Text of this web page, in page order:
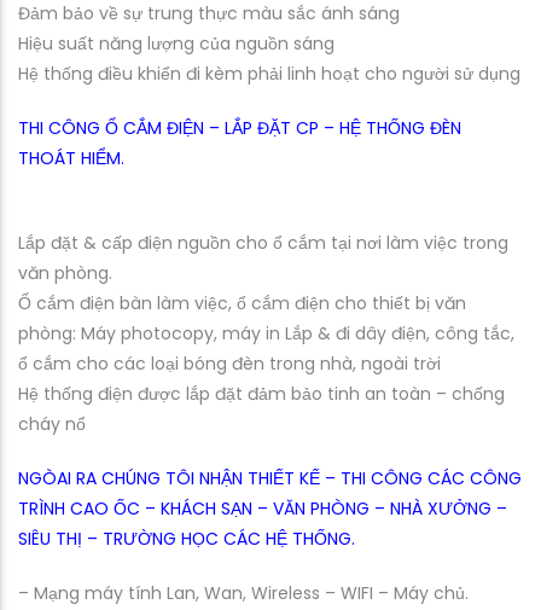
Đảm bảo về sự trung thực màu sắc ánh sáng
Hiệu suất năng lượng của nguồn sáng
Hệ thống điều khiển đi kèm phải linh hoạt cho người sử dụng
THI CÔNG Ổ CẮM ĐIỆN – LẮP ĐẶT CP – HỆ THỐNG ĐÈN
THOÁT HIỂM.
Lắp đặt & cấp điện nguồn cho ổ cắm tại nơi làm việc trong
văn phòng.
Ổ cắm điện bàn làm việc, ổ cắm điện cho thiết bị văn
phòng: Máy photocopy, máy in Lắp & đi dây điện, công tắc,
ổ cắm cho các loại bóng đèn trong nhà, ngoài trời
Hệ thống điện được lắp đặt đảm bảo tinh an toàn – chống
cháy nổ
NGÒAI RA CHÚNG TÔI NHẬN THIẾT KẾ – THI CÔNG CÁC CÔNG
TRÌNH CAO ỐC – KHÁCH SẠN – VĂN PHÒNG – NHÀ XƯỞNG –
SIÊU THỊ – TRƯỜNG HỌC CÁC HỆ THỐNG.
– Mạng máy tính Lan, Wan, Wireless – WIFI – Máy chủ.